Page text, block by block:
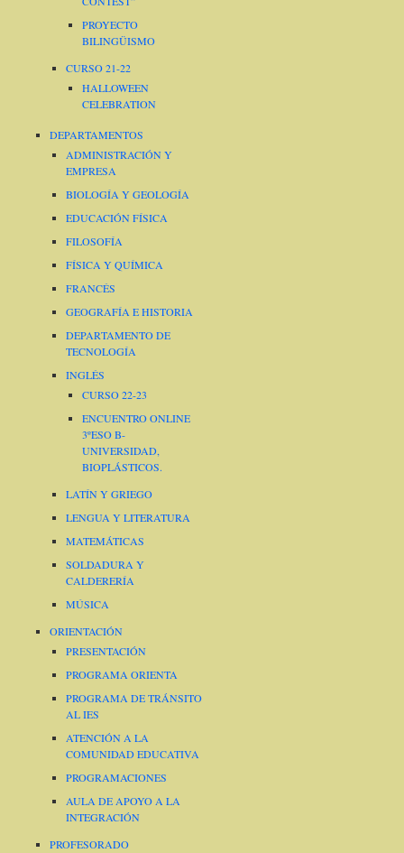
PROYECTO
BILINGÜISMO
CURSO 21-22
HALLOWEEN
CELEBRATION
DEPARTAMENTOS
ADMINISTRACIÓN Y
EMPRESA
BIOLOGÍA Y GEOLOGÍA
EDUCACIÓN FÍSICA
FILOSOFÍA
FÍSICA Y QUÍMICA
FRANCÉS
GEOGRAFÍA E HISTORIA
DEPARTAMENTO DE
TECNOLOGÍA
INGLÉS
CURSO 22-23
ENCUENTRO ONLINE
3ºESO B-
UNIVERSIDAD,
BIOPLÁSTICOS.
LATÍN Y GRIEGO
LENGUA Y LITERATURA
MATEMÁTICAS
SOLDADURA Y
CALDERERÍA
MÚSICA
ORIENTACIÓN
PRESENTACIÓN
PROGRAMA ORIENTA
PROGRAMA DE TRÁNSITO
AL IES
ATENCIÓN A LA
COMUNIDAD EDUCATIVA
PROGRAMACIONES
AULA DE APOYO A LA
INTEGRACIÓN
PROFESORADO